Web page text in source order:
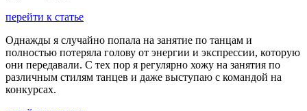
перейти к статье
Однажды я случайно попала на занятие по танцам и
полностью потеряла голову от энергии и экспрессии, которую
они передавали. С тех пор я регулярно хожу на занятия по
различным стилям танцев и даже выступаю с командой на
конкурсах.